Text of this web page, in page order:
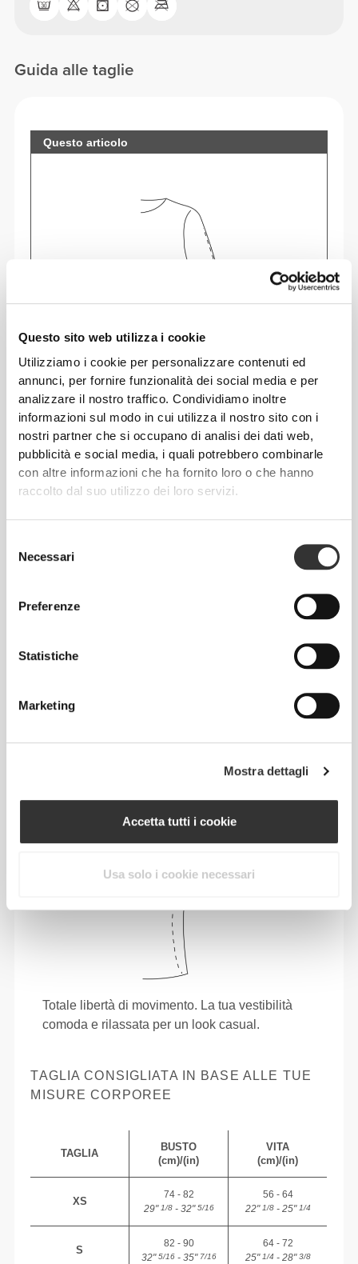
Questo sito web utilizza i cookie
Utilizziamo i cookie per personalizzare contenuti ed
annunci, per fornire funzionalità dei social media e per
analizzare il nostro traffico. Condividiamo inoltre
informazioni sul modo in cui utilizza il nostro sito con i
nostri partner che si occupano di analisi dei dati web,
pubblicità e social media, i quali potrebbero combinarle
con altre informazioni che ha fornito loro o che hanno
raccolto dal suo utilizzo dei loro servizi.
delNecessari
Preferenze
Statistiche
Marketing
Mostra dettagli
Accetta tutti i cookie
Usa solo i cookie necessari
Guida alle taglie
Questo articolo
Senti il tuo corpo ad ogni movimento che fai.
Questa vestibilità aderente esalta la tua
silhouette.
Muoversi comodamente e liberamente ogni
Totale libertà di movimento. La tua vestibilità
comoda e rilassata per un look casual.
TAGLIA CONSIGLIATA IN BASE ALLE TUE
MISURE CORPOREE
TAGLIA
BUSTO
(cm)/(in)
VITA
(cm)/(in)
XS
74 - 82
29"1/8- 32"5/16
56 - 64
22"1/8- 25"1/4
S
82 - 90
32"5/16- 35"7/16
64 - 72
25"1/4 - 28"3/8